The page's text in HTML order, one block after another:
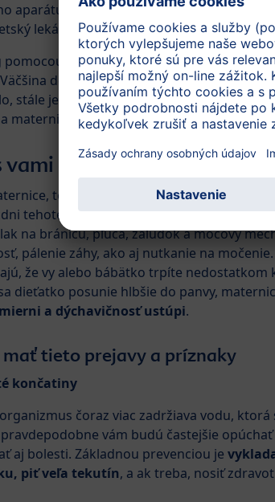
aparátu, črevného systému, rastu a
lekár – pediater.
pomocou ultrazvuku pravidelne kontroluje
detí sa v 33. týždni otáča hlavičkou
stále je možnosť, že sa do pôrodu
maternicovú bránku tlačí panvou,
vami deje v 33. týždni
teda vzdialenosť od horného okraja
tehotenstva nachádza asi tri prsty pod
na bránicu, pľúca, žalúdok a močový
pálenie záhy, ako aj nutkanie na
že vy alebo bábätko trpíte nedostatkom
dieťatko posunie hlbšie do panvy,
a dýchavičnosť ustúpi.
tieto prejavy a príznaky
končatiny
čoraz viac zadržiava vodu,
vám budú častejšie
aj bolesti. Základnou prevenciou je
piť veľa tekutín, a ak treba, nosiť